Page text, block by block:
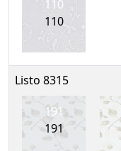
110
110
Listo 8315
191
191